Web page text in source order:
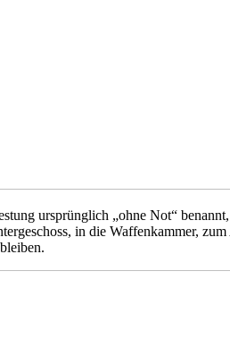
ursprünglich „ohne Not“
in die Waffenkammer,